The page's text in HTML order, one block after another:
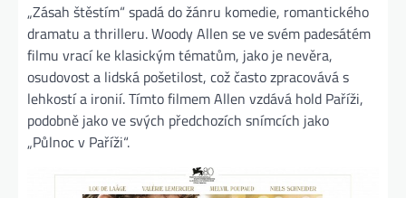
„Zásah štěstím“ spadá do žánru komedie, romantického
dramatu a thrilleru. Woody Allen se ve svém padesátém
filmu vrací ke klasickým tématům, jako je nevěra,
osudovost a lidská pošetilost, což často zpracovává s
lehkostí a ironií. Tímto filmem Allen vzdává hold Paříži,
podobně jako ve svých předchozích snímcích jako
„Půlnoc v Paříži“​.